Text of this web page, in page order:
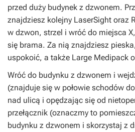
przed duży budynek z dzwonem.
znajdziesz kolejny LaserSight oraz
w dzwon, strzel i wróć do miejsca
się brama. Za nią znajdziesz
uspokoić, a także Large Medipack
Wróć do budynku z dzwonem i
(znajduje się w połowie schodów
nad ulicą i opędzając się od
przełącznik (oznaczmy to
budynku z dzwonem i skorzystaj z